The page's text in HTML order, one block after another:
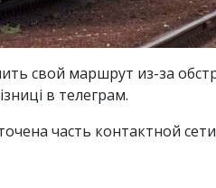
свой маршрут из-за
в телеграм.
часть контактной